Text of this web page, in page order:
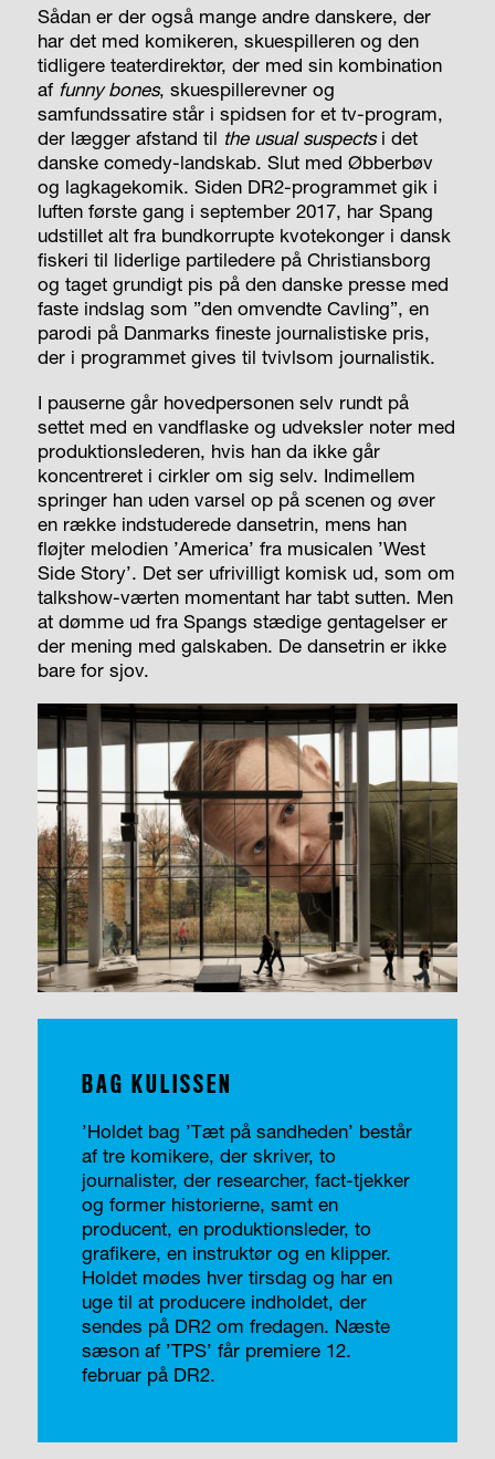
Sådan er der også mange andre danskere, der
har det med komikeren, skuespilleren og den
tidligere teater­direktør, der med sin kombination
af funny bones, skuespillerevner og
samfundssatire står i spidsen for et tv-program,
der lægger afstand til the usual suspectsi det
danske comedy-landskab. Slut med Øbberbøv
og lagkagekomik. Siden DR2-programmet gik i
luften første gang i september 2017, har Spang
udstillet alt fra bundkorrupte kvotekonger i dansk
fiskeri til liderlige partiledere på Christiansborg
og taget grundigt pis på den danske presse med
faste indslag som ”den omvendte Cavling”, en
parodi på Danmarks fineste journalistiske pris,
der i programmet gives til tvivlsom journalistik.
I pauserne går hovedpersonen selv rundt på
settet med en vandflaske og udveksler noter med
produktionslederen, hvis han da ikke går
koncentreret i cirkler om sig selv. Indimellem
springer han uden varsel op på scenen og øver
en række indstuderede dansetrin, mens han
fløjter melodien ’America’ fra musicalen ’West
Side Story’. Det ser ufrivilligt komisk ud, som om
talkshow-værten momentant har tabt sutten. Men
at dømme ud fra Spangs stædige gentagelser er
der mening med galskaben. De dansetrin er ikke
bare for sjov.
BAG KULISSEN
’Holdet bag ’Tæt på sandheden’ består
af tre komikere, der skriver, to
journalister, der researcher, fact-tjekker
og former historierne, samt en
producent, en produktionsleder, to
grafikere, en instruktør og en klipper.
Holdet mødes hver tirsdag og har en
uge til at producere indholdet, der
sendes på DR2 om fredagen. Næste
sæson af ’TPS’ får premiere 12.
februar på DR2.